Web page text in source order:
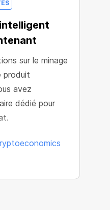
sur le minage
produit
avez
dédié pour